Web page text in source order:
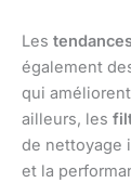
Les
également
qui
ailleurs, les
de nettoyage
et la